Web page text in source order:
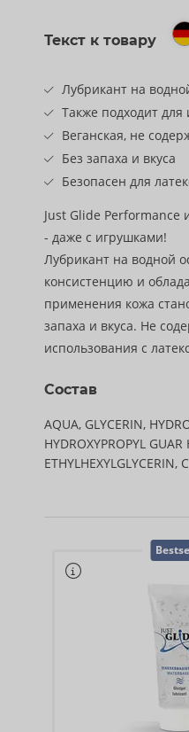
Текст к товару
Лубрикант на
Также подходит для
Веганская, не
Без запаха и вкуса
Безопасен для
Just Glide Performance
- даже с игрушками!
Лубрикант на водной
консистенцию и
применения кожа
запаха и вкуса. Не
использования с
Состав
AQUA, GLYCERIN,
HYDROXYPROPYL
ETHYLHEXYLGLYCERIN,